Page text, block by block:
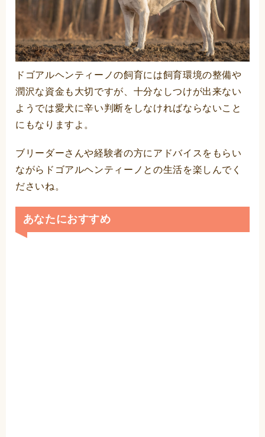
ドゴアルヘンティーノの飼育には飼育環境の整備や
潤沢な資金も大切ですが、十分なしつけが出来ない
ようでは愛犬に辛い判断をしなければならないこと
にもなりますよ。
ブリーダーさんや経験者の方にアドバイスをもらい
ながらドゴアルヘンティーノとの生活を楽しんでく
ださいね。
あなたにおすすめ